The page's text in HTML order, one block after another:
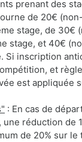
prenant des
de 20€
stage, de 30€
stage, et 40€
Si inscription
et
est appliquée
: En cas de
réduction de
de 20% sur le